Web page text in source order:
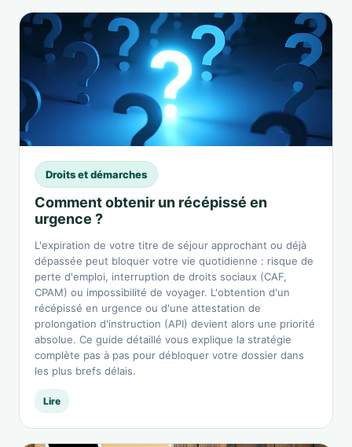
Droits et démarches
Comment obtenir un récépissé en
urgence ?
L'expiration de votre titre de séjour approchant ou déjà
dépassée peut bloquer votre vie quotidienne : risque de
perte d'emploi, interruption de droits sociaux (CAF,
CPAM) ou impossibilité de voyager. L'obtention d'un
récépissé en urgence ou d'une attestation de
prolongation d'instruction (API) devient alors une priorité
absolue. Ce guide détaillé vous explique la stratégie
complète pas à pas pour débloquer votre dossier dans
les plus brefs délais.
Lire